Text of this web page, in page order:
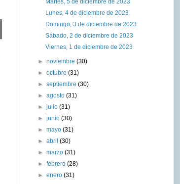
Lunes, 4 de diciembre de 2023
Domingo, 3 de diciembre de 2023
Sábado, 2 de diciembre de 2023
Viernes, 1 de diciembre de 2023
►noviembre(30)
►octubre(31)
►septiembre(30)
►agosto(31)
►julio(31)
►junio(30)
►mayo(31)
►abril(30)
►marzo(31)
►febrero(28)
►enero(31)